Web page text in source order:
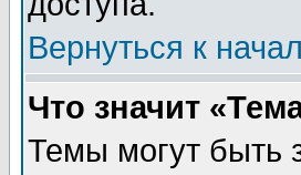
Вернуться к
Что значит
Темы могут быть